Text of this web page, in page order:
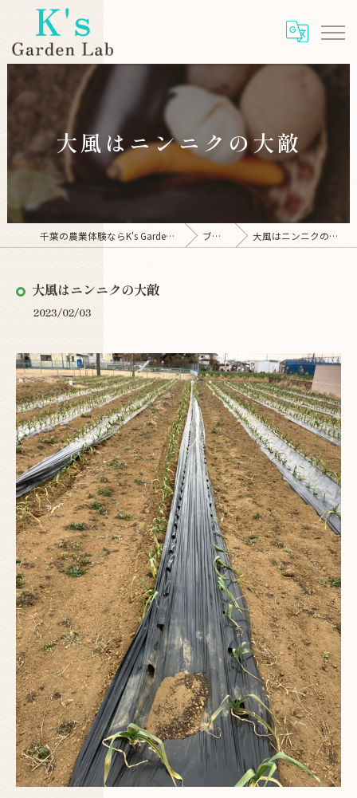
大風はニンニクの大敵
千葉の農業体験ならK's Garden Lab ブログ 大風はニンニクの大敵
大風はニンニクの大敵
2023/02/03